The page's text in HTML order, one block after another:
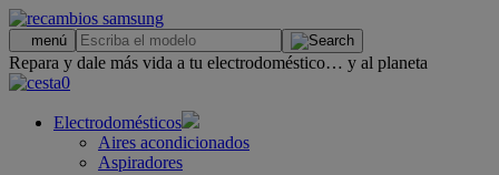
menú
Repara y dale más vida a tu electrodoméstico… y al planeta
0
Electrodomésticos
Aires acondicionados
Aspiradores